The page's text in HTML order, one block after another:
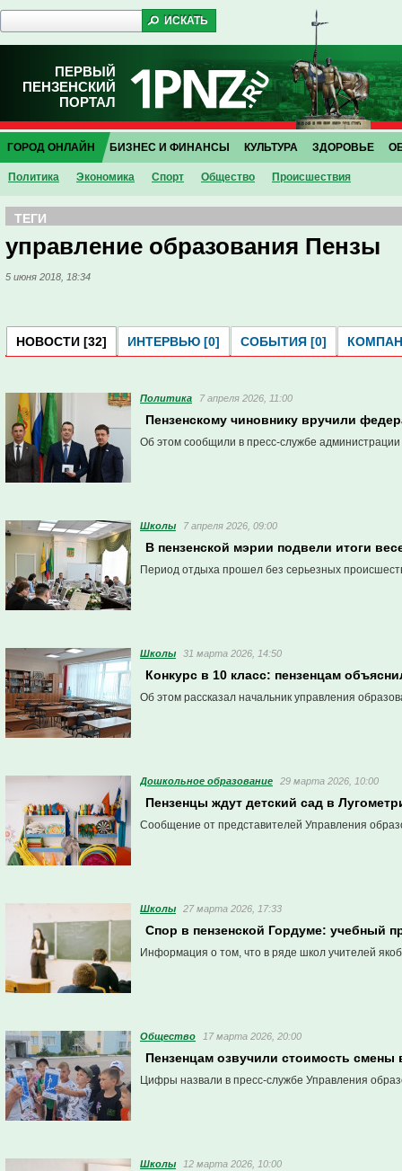
ПЕРВЫЙ
ПЕНЗЕНСКИЙ
ПОРТАЛ
ГОРОД ОНЛАЙН
Политика Экономика Спорт Общество Проиcшествия
БИЗНЕС И ФИНАНСЫ КУЛЬТУРА ЗДОРОВЬЕ
ТЕГИ
управление образования Пензы
5 июня 2018, 18:34
НОВОСТИ [32] ИНТЕРВЬЮ [0] СОБЫТИЯ [0]
Политика 7 апреля 2026, 11:00
Пензенскому чиновнику вручили
Об этом сообщили в пресс-службе
Школы 7 апреля 2026, 09:00
В пензенской мэрии подвели итоги
Период отдыха прошел без серьезных
Школы 31 марта 2026, 14:50
Конкурс в 10 класс: пензенцам
Об этом рассказал начальник управления
Дошкольное образование 29 марта 2026, 10:00
Пензенцы ждут детский сад в
Сообщение от представителей Управления
Школы 27 марта 2026, 17:33
Спор в пензенской Гордуме: учебный
Информация о том, что в ряде школ учителей
Общество 17 марта 2026, 20:00
Пензенцам озвучили стоимость смены
Цифры назвали в пресс-службе Управления
Школы 12 марта 2026, 10:00